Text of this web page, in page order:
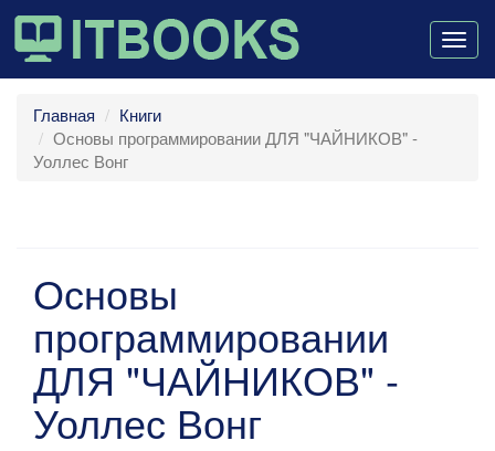
Главная
Книги
Основы программировании ДЛЯ "ЧАЙНИКОВ" -
Уоллес Вонг
Основы
программировании
ДЛЯ "ЧАЙНИКОВ" -
Уоллес Вонг